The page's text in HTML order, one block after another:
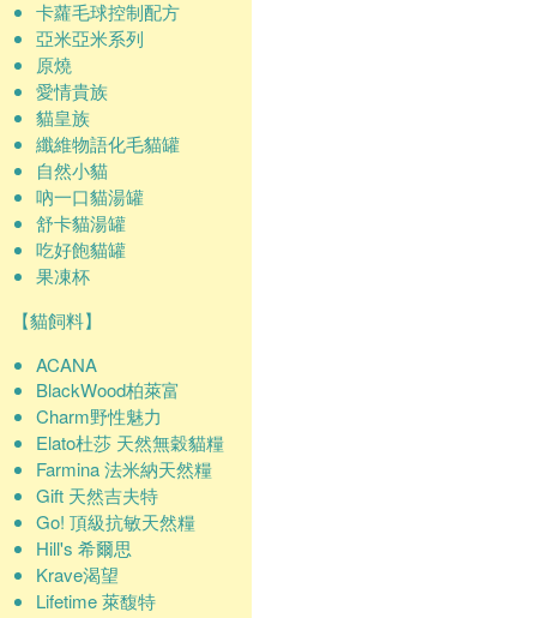
卡蘿毛球控制配方
亞米亞米系列
原燒
愛情貴族
貓皇族
纖維物語化毛貓罐
自然小貓
吶一口貓湯罐
舒卡貓湯罐
吃好飽貓罐
果凍杯
【貓飼料】
ACANA
BlackWood柏萊富
Charm野性魅力
Elato杜莎 天然無穀貓糧
Farmina 法米納天然糧
Gift 天然吉夫特
Go! 頂級抗敏天然糧
Hill's 希爾思
Krave渴望
Lifetime 萊馥特